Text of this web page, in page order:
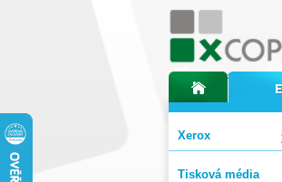
Xerox
Tisková média
úvodní stránka xcopyinternetový